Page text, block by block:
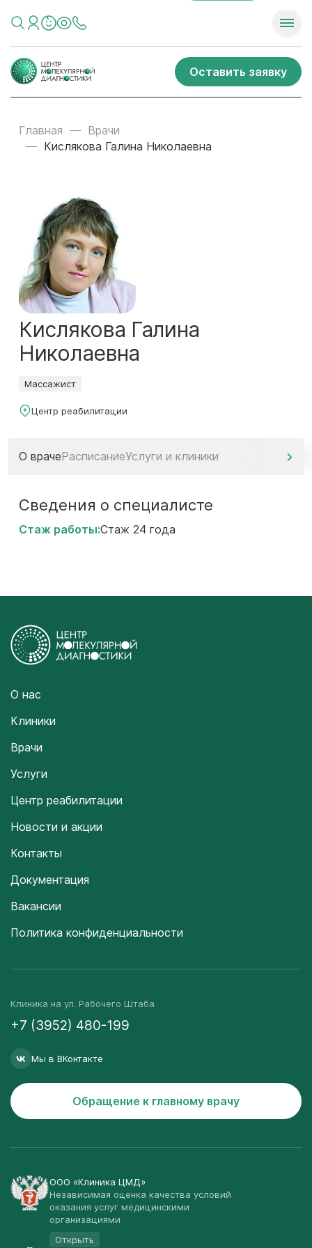
Оставить заявку
Главная
Врачи
Кислякова Галина Николаевна
Кислякова Галина
Николаевна
Массажист
Центр реабилитации
О врачеРасписаниеУслуги и клиники
Сведения о специалисте
Стаж работы:Стаж 24 года
О нас
Клиники
Врачи
Услуги
Центр реабилитации
Новости и акции
Контакты
Документация
Вакансии
Политика конфиденциальности
Клиника на ул. Рабочего Штаба
+7 (3952) 480-199
Мы в ВКонтакте
Обращение к главному врачу
ООО «Клиника ЦМД»
Независимая оценка качества условий
оказания услуг медицинскими
организациями
Открыть